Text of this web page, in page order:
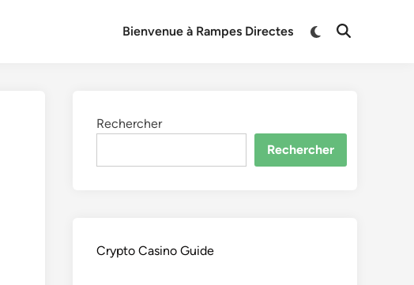
Bienvenue à Rampes Directes
Switch
Open
Rechercher
Rechercher
Crypto Casino Guide